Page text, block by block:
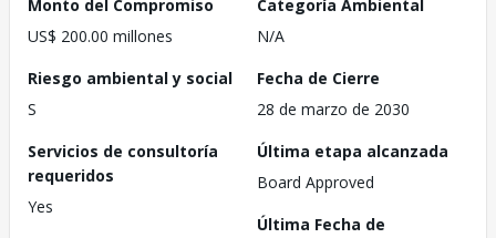
Monto del Compromiso
US$ 200.00 millones
Categoría Ambiental
N/A
Riesgo ambiental y social
S
Fecha de Cierre
28 de marzo de 2030
Servicios de consultoría
requeridos
Yes
Última etapa alcanzada
Board Approved
Última Fecha de